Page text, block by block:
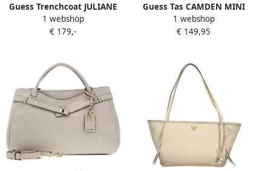
Guess Trenchcoat JULIANE
TRENCH DOUBLE COLLAR
1 webshop
€ 179,-
Guess Tas CAMDEN MINI
HWJJ93 08720
1 webshop
€ 149,95